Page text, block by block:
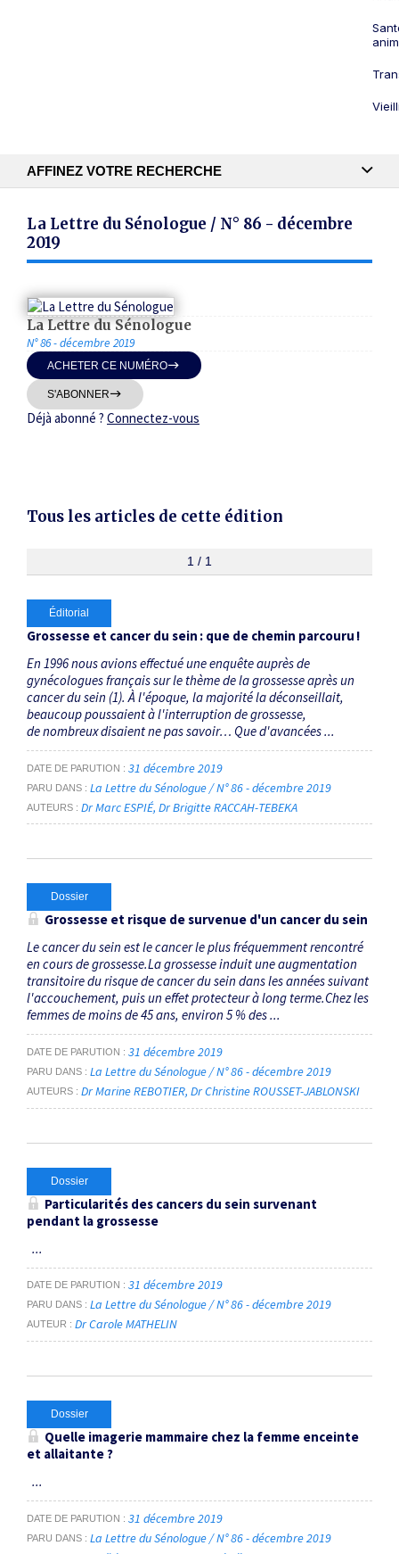
AFFINEZ VOTRE RECHERCHE
Thématiques
Du
La Lettre du Sénologue / N° 86 - décembre
2019
La Lettre du Sénologue
N° 86 - décembre 2019
ACHETER CE NUMÉRO
S'ABONNER
Déjà abonné ? Connectez-vous
Tous les articles de cette édition
1 / 1
Éditorial
Grossesse et cancer du sein : que de chemin parcouru !
En 1996 nous avions effectué une enquête auprès de
gynécologues français sur le thème de la grossesse après un
cancer du sein (1). À l'époque, la majorité la déconseillait,
beaucoup poussaient à l'interruption de grossesse,
de nombreux disaient ne pas savoir… Que d'avancées ...
DATE DE PARUTION 31 décembre 2019
PARU DANS La Lettre du Sénologue / N° 86 - décembre 2019
AUTEURS Dr Marc ESPIÉ Dr Brigitte RACCAH-TEBEKA
Dossier
Grossesse et risque de survenue d'un cancer du sein
Le cancer du sein est le cancer le plus fréquemment rencontré
en cours de grossesse.La grossesse induit une augmentation
transitoire du risque de cancer du sein dans les années suivant
l'accouchement, puis un effet protecteur à long terme.Chez les
femmes de moins de 45 ans, environ 5 % des ...
DATE DE PARUTION 31 décembre 2019
PARU DANS La Lettre du Sénologue / N° 86 - décembre 2019
AUTEURS Dr Marine REBOTIER Dr Christine ROUSSET-JABLONSKI
Dossier
Particularités des cancers du sein survenant
pendant la grossesse
...
DATE DE PARUTION 31 décembre 2019
PARU DANS La Lettre du Sénologue / N° 86 - décembre 2019
AUTEUR Dr Carole MATHELIN
Dossier
Quelle imagerie mammaire chez la femme enceinte
et allaitante ?
...
DATE DE PARUTION 31 décembre 2019
PARU DANS La Lettre du Sénologue / N° 86 - décembre 2019